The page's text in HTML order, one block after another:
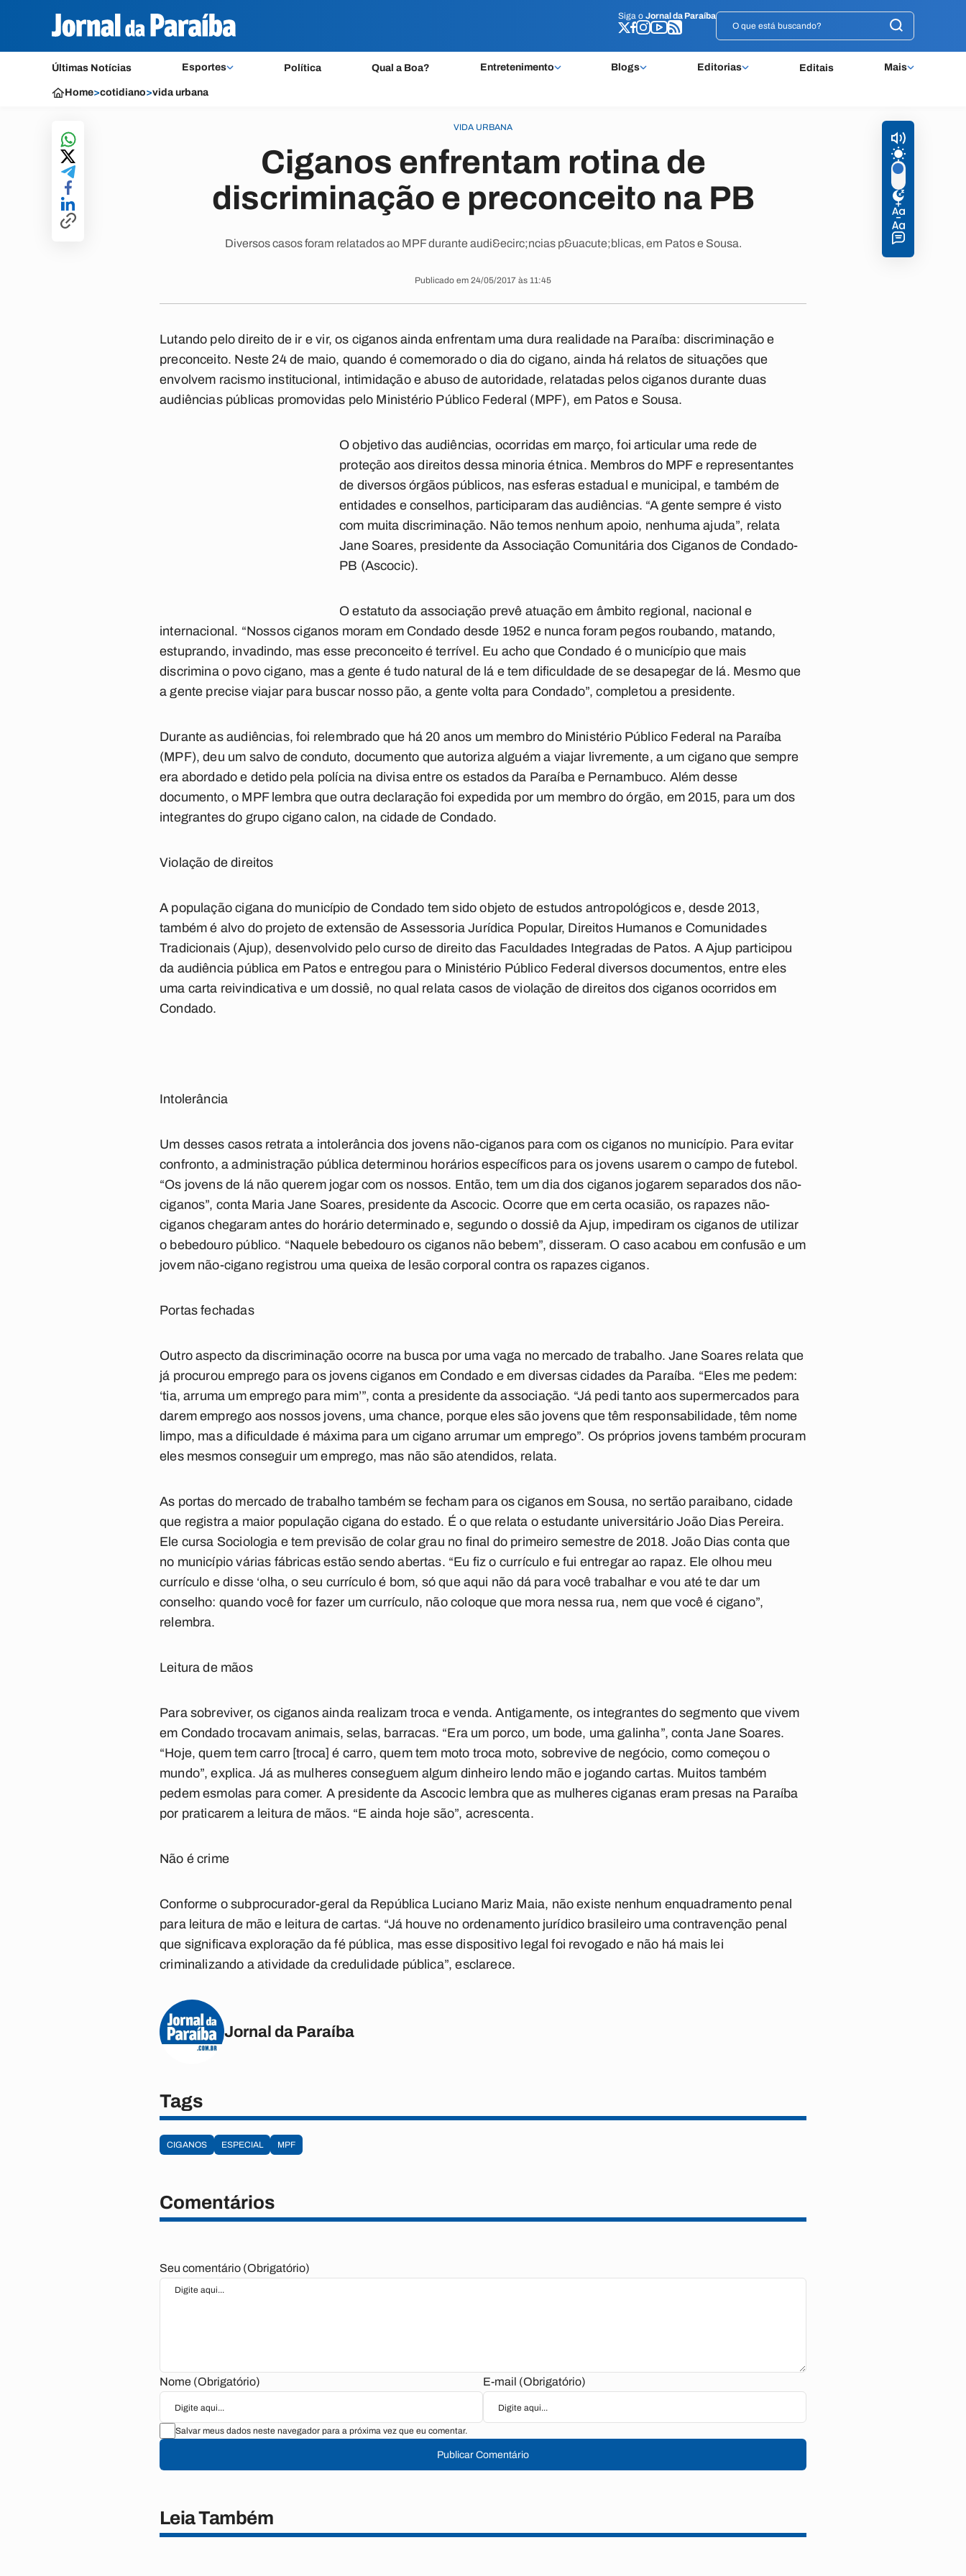
Siga o Jornal da Paraíba
Últimas Notícias Esportes Política Qual a Boa? Entretenimento Blogs Editorias Editais Mais
Siga o Jornal da Paraíba
Home>cotidiano>vida urbana
VIDA URBANA
Ciganos enfrentam rotina de
discriminação e preconceito na PB
Diversos casos foram relatados ao MPF durante audi&ecirc;ncias p&uacute;blicas, em Patos e Sousa.
Publicado em 24/05/2017 às 11:45
Lutando pelo direito de ir e vir, os ciganosainda enfrentam uma dura realidade na Paraíba: discriminação e
preconceito. Neste 24 de maio, quando é comemorado o dia do cigano, ainda há relatos de situações que
envolvem racismo ­­­­institucional, intimidação e abuso de autoridade, relatadas pelos ciganos durante duas
audiências públicas promovidas pelo Ministério Público Federal (MPF), em Patos e Sousa.
O ­obje­­tivo das audiências, ocorridas em março, foi articular uma rede de
proteção aosdireitosdessa minoria étnica. Membros do MPF e representantes
de diversos órgãos públicos, nas esferas estadual e municipal, e também de
entidades e conselhos, participaram das audiências. “A gente sempre é visto
com muita discriminação. Não temos nenhum apoio, nenhuma ajuda”, relata
Jane Soares, presidente da Associação Comunitária dos Ciganos de Condado-
PB (Ascocic).
Oestatutoda associação prevê atuação em âmbito regional, nacional e
internacional . “Nossos ciganos moram em Condado desde 1952 e nunca foram pegos roubando, matando,
estuprando, invadindo, mas esse preconceito é terrível. Eu acho que Condado é o município que mais
discrimina o povo cigano, mas a gente é tudo natural de lá e tem dificuldade de se desapegar de lá. Mesmo que
a gente precise viajar para buscar nosso pão, a gente volta para Condado”, completou a presidente.
Durante as audiências, foi relembrado que há 20 anos um membro do Ministério Público Federal na Paraíba
(MPF), deu um salvo de conduto, documento que autoriza alguém a viajar livremente, a um cigano que sempre
era abordado e detido pela polícia na divisa entre os estados da Paraíba e Pernambuco. Além desse
documento, o MPF lembra que outra declaração foi expedida por um membro do órgão, em 2015, para um dos
integrantes do grupo cigano calon, na cidade de Condado.
Violação de direitos
A populaçãocigana do município de Condado tem sido objeto de estudos antropológicos e, desde 2013,
também é alvo do projeto de extensão de Assessoria Jurídica Popular, Direitos Humanos e Comunidades
Tradicionais (Ajup), desenvolvido pelo curso de direito das Faculdades Integradas de Patos. A Ajup participou
da audiência pública em Patos e entregou para o Ministério Público Federal diversos documentos, entre eles
uma carta reivindicativa e um dossiê, no qual relata casos de violação de direitos dos ciganos ocorridos em
Condado.
Intolerância
Um desses casos retrata a intolerância dos jovens não-ciganospara com os ciganos no município. Para evitar
confronto, a administração pública determinou horários específicos para os jovens usarem o campo de futebol.
“Os jovens de lá não querem jogar com os nossos. Então, tem um dia dos ciganos jogarem separados dos não-
ciganos”, conta Maria Jane Soares, presidente da Ascocic. Ocorre que em certa ocasião, os rapazes não-
ciganos chegaram antes do horário determinado e, segundo o dossiê da Ajup, impediram os ciganos de utilizar
o bebedouro público. “Naquele bebedouro os ciganos não bebem”, disseram. O caso acabou em confusão e um
jovem não-cigano registrou uma queixa de lesão corporal contra os rapazes ciganos.
Portas fechadas
Outro aspecto da discriminação ocorre na busca por uma vaga no mercado de trabalho. Jane Soares relata que
já procurou emprego para os jovens ciganos em Condado e em diversas cidades da Paraíba. “Eles me pedem:
‘tia, arruma um emprego para mim’”, conta a presidente da associação. “Já pedi tanto aos supermercados para
darem emprego aos nossos jovens, uma chance, porque eles são jovens que têm responsabilidade, têm nome
limpo, mas a dificuldade é máxima para um cigano arrumar um emprego”. Os próprios jovens também procuram
eles mesmos conseguir um emprego, mas não são atendidos, relata.
As portas do mercado de trabalho também se fecham para os ciganos em Sousa, no sertão paraibano, cidade
que registra a maior população cigana do estado. É o que relata o estudante universitário João Dias Pereira.
Ele cursa Sociologia e tem previsão de colar grau no final do primeiro semestre de 2018. João Dias conta que
no município várias fábricas estão sendo abertas. “Eu fiz o currículo e fui entregar ao rapaz. Ele olhou meu
currículo e disse ‘olha, o seu currículo é bom, só que aqui não dá para você trabalhar e vou até te dar um
conselho: quando você for fazer um currículo, não coloque que mora nessa rua, nem que você é cigano”,
relembra.
Leitura de mãos
Para sobreviver, os ciganos ainda realizam troca e venda.Antigamente, os integrantes do segmento que vivem
em Condado trocavam animais, selas, barracas. “Era um porco, um bode, uma galinha”, conta Jane Soares.
“Hoje, quem tem carro [troca] é carro, quem tem moto troca moto, sobrevive de negócio, como começou o
mundo”, explica. Já as mulheres conseguem algum dinheiro lendo mão e jogando cartas. Muitos também
pedem esmolas para comer. A presidente da Ascocic lembra que as mulheres ciganas eram presas na Paraíba
por praticarem a leitura de mãos. “E ainda hoje são”, acrescenta.
Não é crime
Conforme o subprocurador-geral da RepúblicaLuciano Mariz Maia, não existe nenhum enquadramento penal
para leitura de mão e leitura de cartas. “Já houve no ordenamento jurídico brasileiro uma contravenção penal
que significava exploração da fé pública, mas esse dispositivo legal foi revogado e não há mais lei
criminalizando a atividade da credulidade pública”, esclarece.
Jornal da Paraíba
Tags
CIGANOS ESPECIAL MPF
Comentários
Seu comentário (Obrigatório)
Nome (Obrigatório) E-mail (Obrigatório)
Salvar meus dados neste navegador para a próxima vez que eu comentar.
Publicar Comentário
Leia Também